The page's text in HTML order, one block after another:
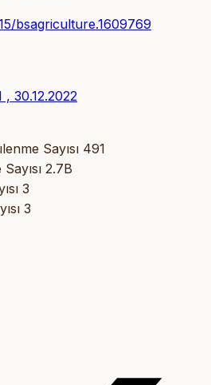
bsagriculture.1609769
, 30.12.2022
Sayısı 491
2.7B
3
3